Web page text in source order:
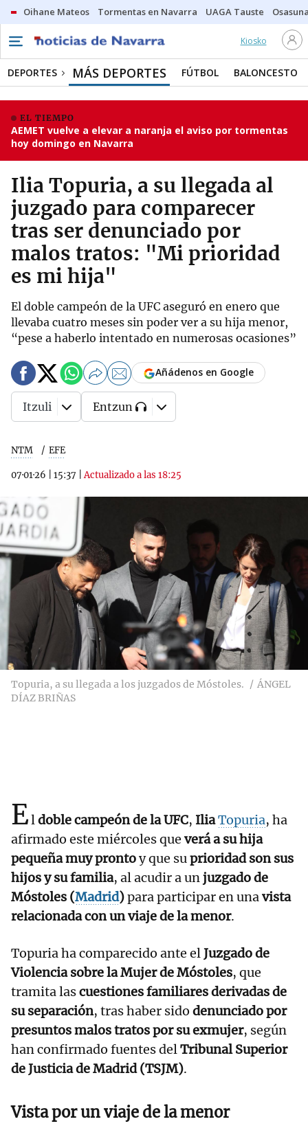
Oihane Mateos Tormentas en Navarra UAGA Tauste
Kiosko
DEPORTES MÁS DEPORTES FÚTBOL BALONCESTO
EL TIEMPO
AEMET vuelve a elevar a naranja el aviso por tormentas
hoy domingo en Navarra
Ilia Topuria, a su llegada al
juzgado para comparecer
tras ser denunciado por
malos tratos: "Mi prioridad
es mi hija"
El doble campeón de la UFC aseguró en enero que
llevaba cuatro meses sin poder ver a su hija menor,
“pese a haberlo intentado en numerosas ocasiones”
NTM EFE
07·01·26 15:37 |Actualizado a las 18:25
Añádenos en Google
Itzuli Entzun
Topuria, a su llegada a los juzgados de Móstoles.
ÁNGEL
DÍAZ BRIÑAS
Eldoble campeón de la UFC, IliaTopuria, ha
afirmado este miércoles que verá a su hija
pequeña muy prontoy que suprioridad son sus
hijos y su familia, al acudir a unjuzgado de
Móstoles (Madrid)para participar en unavista
relacionada con un viaje de la menor.
Topuria ha comparecido ante elJuzgado de
Violencia sobre la Mujer de Móstoles, que
tramita lascuestiones familiares derivadas de
su separación, tras haber sido denunciado por
presuntos malos tratos por su exmujer, según
han confirmado fuentes delTribunal Superior
de Justicia de Madrid (TSJM).
Vista por un viaje de la menor